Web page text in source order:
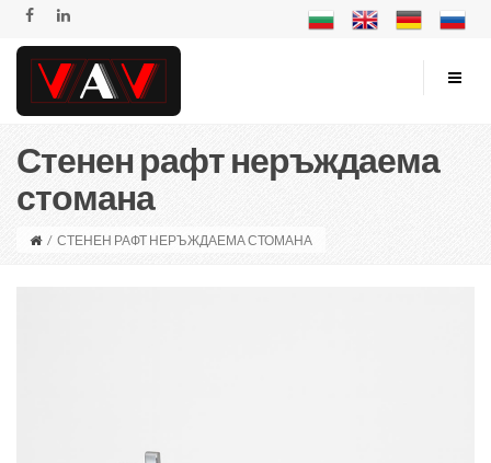
Стенен рафт неръждаема
стомана
/ СТЕНЕН РАФТ НЕРЪЖДАЕМА СТОМАНА